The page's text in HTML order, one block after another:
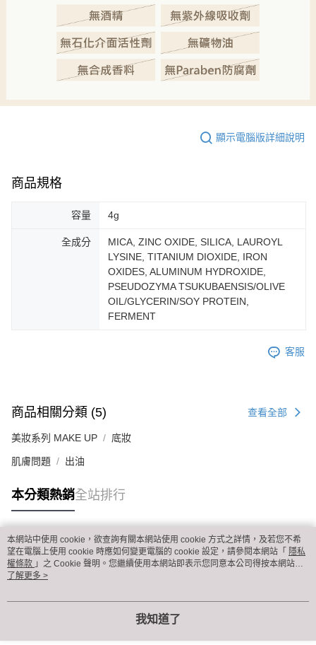
顯示電腦版詳細說明
商品規格
容量 4g
全成分
MICA, ZINC OXIDE, SILICA, LAUROYL
LYSINE, TITANIUM DIOXIDE, IRON
OXIDES, ALUMINUM HYDROXIDE,
PSEUDOZYMA TSUKUBAENSIS/OLIVE
OIL/GLYCERIN/SOY PROTEIN,
FERMENT
客服
商品相關分類 (5) 查看全部
美妝系列 MAKE UP 底妝
肌膚問題 出油
本分類熱銷全站排行
熱門標籤
本網站中使用 cookie，欲查詢有關本網站使用 cookie 方式之詳情，及若您不希
望在電腦上使用 cookie 時應如何變更電腦的 cookie 設定，請參閱本網站「 隱私
權條款 」之 Cookie 聲明。您繼續使用本網站即表示您同意本公司得按本網站使
用條款之 Cookie 聲明使用 cookie。
了解更多 >
我知道了